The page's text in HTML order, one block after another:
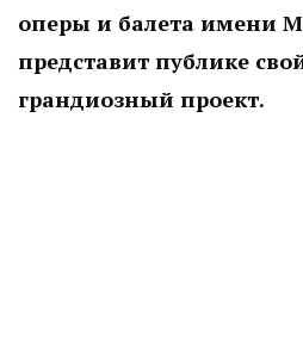
оперы и балета имени
представит публике
грандиозный проект.